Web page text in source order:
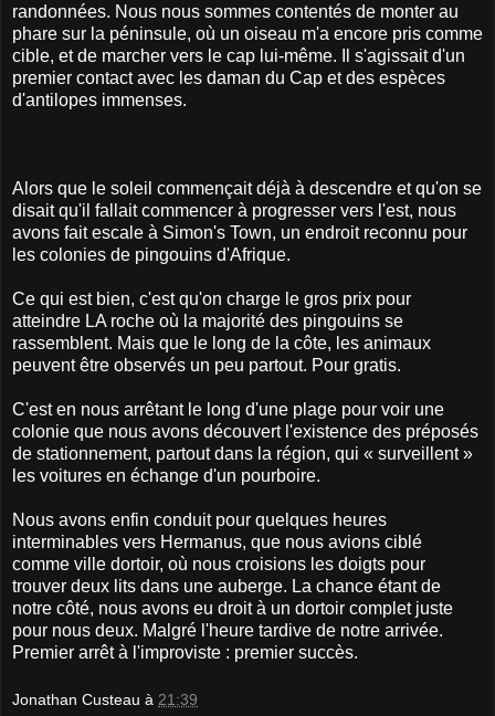
randonnées. Nous nous sommes contentés de monter au
phare sur la péninsule, où un oiseau m'a encore pris comme
cible, et de marcher vers le cap lui-même. Il s'agissait d'un
premier contact avec les daman du Cap et des espèces
d'antilopes immenses.
Alors que le soleil commençait déjà à descendre et qu'on se
disait qu'il fallait commencer à progresser vers l'est, nous
avons fait escale à Simon's Town, un endroit reconnu pour
les colonies de pingouins d'Afrique.
Ce qui est bien, c'est qu'on charge le gros prix pour
atteindre LA roche où la majorité des pingouins se
rassemblent. Mais que le long de la côte, les animaux
peuvent être observés un peu partout. Pour gratis.
C'est en nous arrêtant le long d'une plage pour voir une
colonie que nous avons découvert l'existence des préposés
de stationnement, partout dans la région, qui « surveillent »
les voitures en échange d'un pourboire.
Nous avons enfin conduit pour quelques heures
interminables vers Hermanus, que nous avions ciblé
comme ville dortoir, où nous croisions les doigts pour
trouver deux lits dans une auberge. La chance étant de
notre côté, nous avons eu droit à un dortoir complet juste
pour nous deux. Malgré l'heure tardive de notre arrivée.
Premier arrêt à l'improviste : premier succès.
Jonathan Custeau à 21:39